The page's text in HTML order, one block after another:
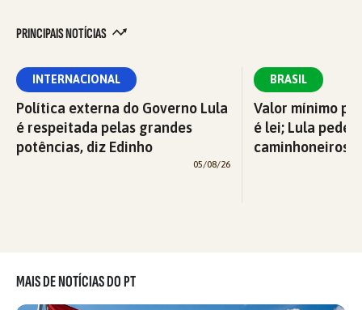
PRINCIPAIS NOTÍCIAS
INTERNACIONAL
Política externa do Governo Lula
é respeitada pelas grandes
potências, diz Edinho
05/08/26
BRASIL
Valor mínimo
é lei; Lula pede
caminhoneiros
MAIS DE NOTÍCIAS DO PT